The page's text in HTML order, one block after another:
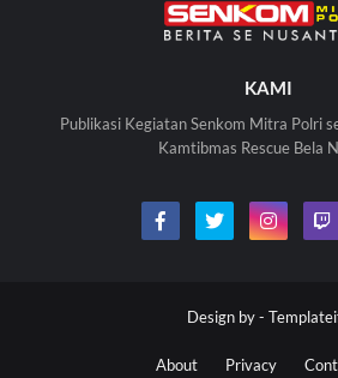
KAMI
Publikasi Kegiatan Senkom Mitra Polri
Kamtibmas Rescue Bela
Design by -
About Privacy